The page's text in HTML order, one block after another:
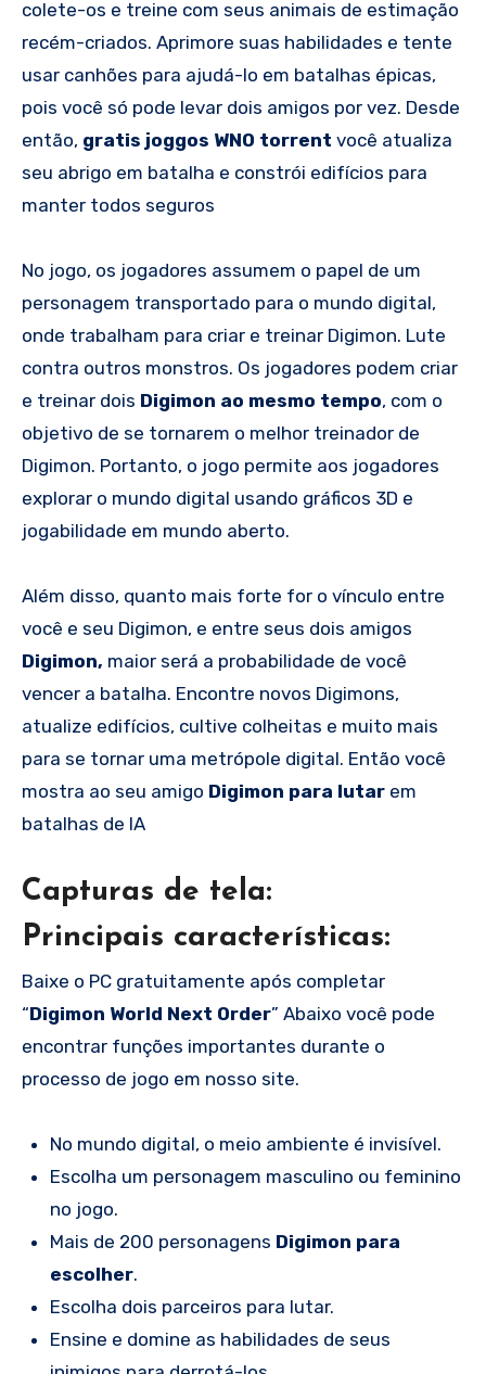
colete-os e treine com seus animais de estimação
recém-criados. Aprimore suas habilidades e tente
usar canhões para ajudá-lo em batalhas épicas,
pois você só pode levar dois amigos por vez. Desde
então, gratis joggos WNO torrent você atualiza
seu abrigo em batalha e constrói edifícios para
manter todos seguros
No jogo, os jogadores assumem o papel de um
personagem transportado para o mundo digital,
onde trabalham para criar e treinar Digimon. Lute
contra outros monstros. Os jogadores podem criar
e treinar dois Digimon ao mesmo tempo, com o
objetivo de se tornarem o melhor treinador de
Digimon. Portanto, o jogo permite aos jogadores
explorar o mundo digital usando gráficos 3D e
jogabilidade em mundo aberto.
Além disso, quanto mais forte for o vínculo entre
você e seu Digimon, e entre seus dois amigos
Digimon, maior será a probabilidade de você
vencer a batalha. Encontre novos Digimons,
atualize edifícios, cultive colheitas e muito mais
para se tornar uma metrópole digital. Então você
mostra ao seu amigo Digimon para lutar em
batalhas de IA
Capturas de tela:
Principais características:
Baixe o PC gratuitamente após completar
“Digimon World Next Order” Abaixo você pode
encontrar funções importantes durante o
processo de jogo em nosso site.
No mundo digital, o meio ambiente é invisível.
Escolha um personagem masculino ou feminino
no jogo.
Mais de 200 personagens Digimon para
escolher.
Escolha dois parceiros para lutar.
Ensine e domine as habilidades de seus